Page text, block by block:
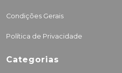
Condições Gerais
Política de Privacidade
Categorias